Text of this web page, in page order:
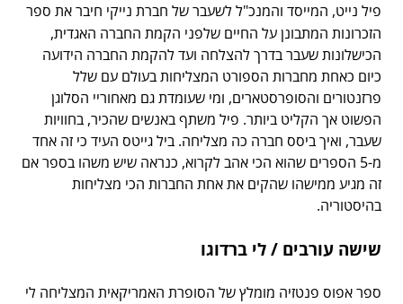
פיל נייט, המייסד והמנכ"ל לשעבר של חברת נייקי חיבר את ספר
הזכרונות המתבונן על החיים שלפני הקמת החברה האגדית,
הכישלונות שעבר בדרך להצלחה ועד להקמת החברה הידועה
כיום כאחת מחברות הספורט המצליחות בעולם עם שלל
פרזנטורים והסופרסטארים, ומי שעומדת גם מאחוריי הסלוגן
הפשוט אך הקליט ביותר. פיל משתף באנשים שהכיר, בחוויות
שעבר, ואיך ביסס חברה כה מצליחה. ביל גייטס העיד כי זה אחד
מ-5 הספרים שהוא הכי אהב לקרוא, כנראה שיש משהו בספר אם
זה מגיע ממישהו שהקים את אחת החברות הכי מצליחות
בהיסטוריה.
שישה עורבים / לי ברדוגו
ספר אפוס פנטזיה מומלץ של הסופרת האמריקאית המצליחה לי